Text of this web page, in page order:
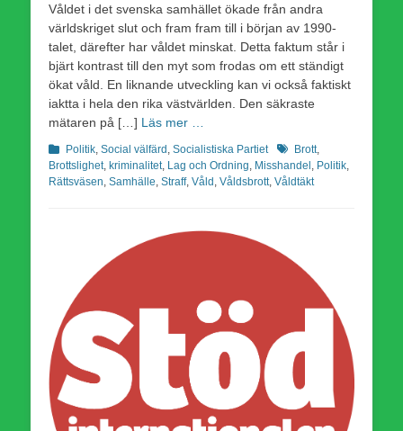
Våldet i det svenska samhället ökade från andra
världskriget slut och fram fram till i början av 1990-
talet, därefter har våldet minskat. Detta faktum står i
bjärt kontrast till den myt som frodas om ett ständigt
ökat våld. En liknande utveckling kan vi också faktiskt
iaktta i hela den rika västvärlden. Den säkraste
mätaren på […] Läs mer …
Kategorier
Politik Social välfärd Socialistiska Partiet Etiketter
Brott,
Brottslighet, kriminalitet, Lag och Ordning Misshandel Politik
Rättsväsen Samhälle Straff, Våld Våldsbrott, Våldtäkt